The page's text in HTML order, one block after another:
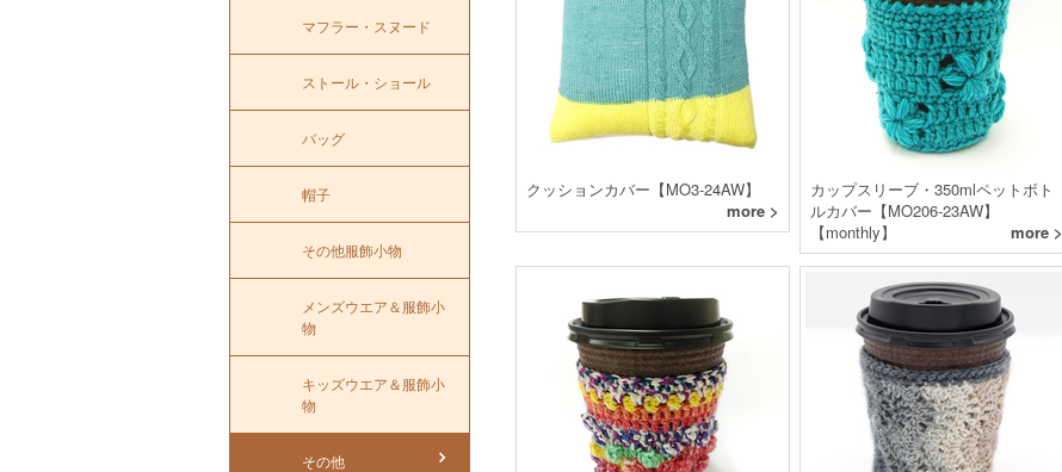
クッションカバー【MO3-24AW】
more >
カップスリーブ・350mlペットボト
ルカバー【MO206-23AW】
【monthly】
more >
マフラー・スヌード
ストール・ショール
バッグ
帽子
その他服飾小物
メンズウエア＆服飾小
物
キッズウエア＆服飾小
物
その他